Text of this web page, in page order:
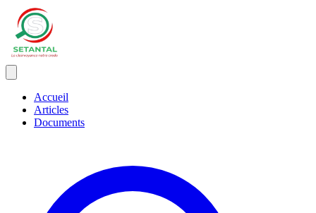
Accueil
Articles
Documents